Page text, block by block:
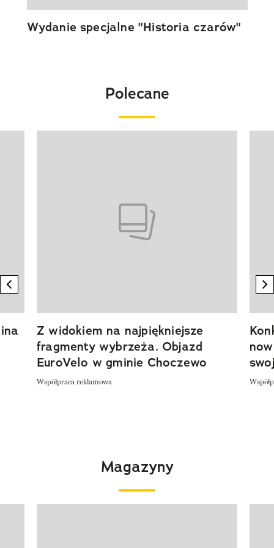
Wydanie specjalne "Historia czarów"
Polecane
previous element
Z widokiem na najpiękniejsze
fragmenty wybrzeża. Objazd
EuroVelo w gminie Choczewo
Współpraca reklamowa
Magazyny